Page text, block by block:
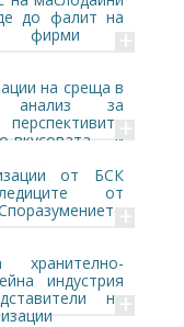
до фалит на
фирми в+
на среща в
анализ за
вкусовата и+
от БСК
от
+
индустрия
на+